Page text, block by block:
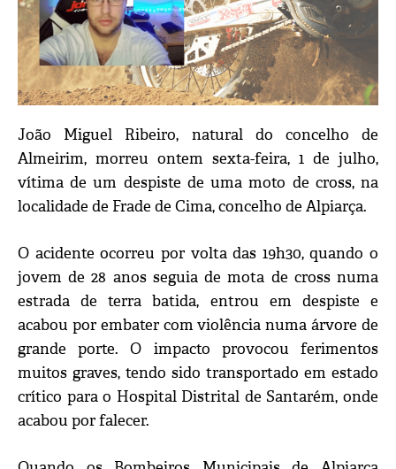
João Miguel Ribeiro, natural do concelho de
Almeirim, morreu ontem sexta-feira, 1 de julho,
vítima de um despiste de uma moto de cross, na
localidade de Frade de Cima, concelho de Alpiarça.
O acidente ocorreu por volta das 19h30, quando o
jovem de 28 anos seguia de mota de cross numa
estrada de terra batida, entrou em despiste e
acabou por embater com violência numa árvore de
grande porte. O impacto provocou ferimentos
muitos graves, tendo sido transportado em estado
crítico para o Hospital Distrital de Santarém, onde
acabou por falecer.